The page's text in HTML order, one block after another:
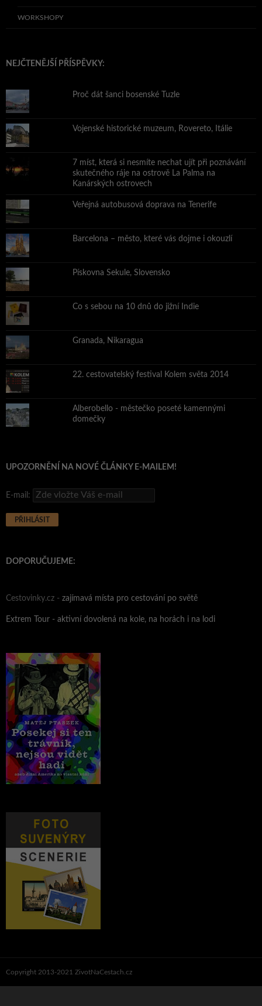
WORKSHOPY
NEJČTENĚJŠÍ PŘÍSPĚVKY:
Proč dát šanci bosenské Tuzle
Vojenské historické muzeum, Rovereto, Itálie
7 míst, která si nesmíte nechat ujít při poznávání
skutečného ráje na ostrově La Palma na
Kanárských ostrovech
Veřejná autobusová doprava na Tenerife
Barcelona – město, které vás dojme i okouzlí
Pískovna Sekule, Slovensko
Co s sebou na 10 dnů do jižní Indie
Granada, Nikaragua
22. cestovatelský festival Kolem světa 2014
Alberobello - městečko poseté kamennými
domečky
UPOZORNĚNÍ NA NOVÉ ČLÁNKY E-MAILEM!
E-mail:
DOPORUČUJEME:
Cestovinky.cz - zajímavá místa pro cestování po světě
Extrem Tour - aktivní dovolená na kole, na horách i na lodi